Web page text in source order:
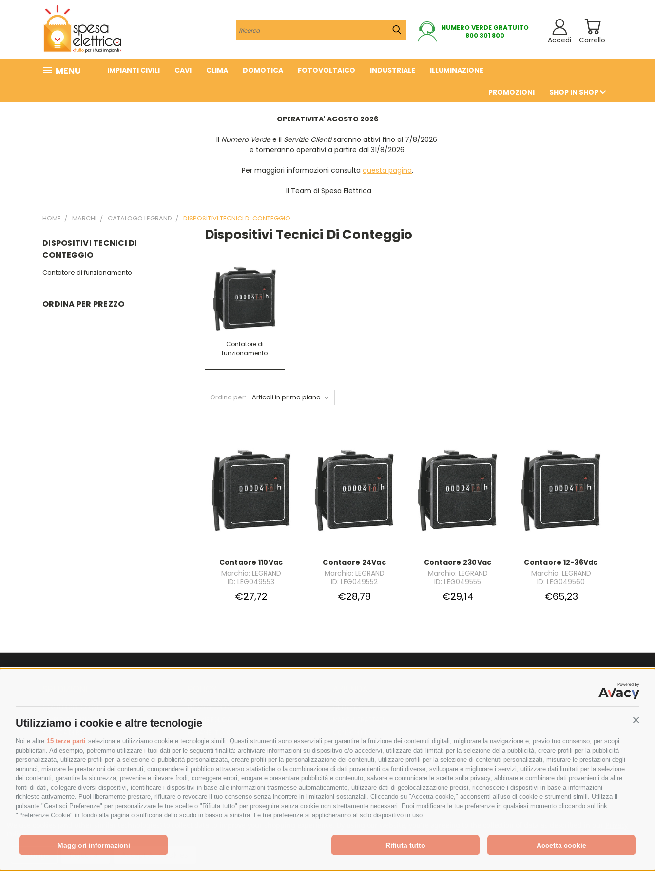
Utilizziamo i cookie e altre tecnologie
Noi e altre 15 terze parti selezionate utilizziamo cookie e tecnologie simili. Questi strumenti sono essenziali per garantire la fruizione dei contenuti digitali, migliorare la navigazione e, previo tuo consenso, per scopi
pubblicitari. Ad esempio, potremmo utilizzare i tuoi dati per le seguenti finalità: archiviare informazioni su dispositivo e/o accedervi, utilizzare dati limitati per la selezione della pubblicità, creare profili per la pubblicità
personalizzata, utilizzare profili per la selezione di pubblicità personalizzata, creare profili per la personalizzazione dei contenuti, utilizzare profili per la selezione di contenuti personalizzati, misurare le prestazioni degli
annunci, misurare le prestazioni dei contenuti, comprendere il pubblico attraverso statistiche o la combinazione di dati provenienti da fonti diverse, sviluppare e migliorare i servizi, utilizzare dati limitati per la selezione
dei contenuti, garantire la sicurezza, prevenire e rilevare frodi, correggere errori, erogare e presentare pubblicità e contenuto, salvare e comunicare le scelte sulla privacy, abbinare e combinare dati provenienti da altre
fonti di dati, collegare diversi dispositivi, identificare i dispositivi in base alle informazioni trasmesse automaticamente, utilizzare dati di geolocalizzazione precisi, riconoscere i dispositivi in base a informazioni
richieste attivamente. Puoi liberamente prestare, rifiutare o revocare il tuo consenso senza incorrere in limitazioni sostanziali. Cliccando su "Accetta cookie," acconsenti all'uso di cookie e strumenti simili. Utilizza il
pulsante "Gestisci Preferenze" per personalizzare le tue scelte o "Rifiuta tutto" per proseguire senza cookie non strettamente necessari. Puoi modificare le tue preferenze in qualsiasi momento cliccando sul link
"Preferenze Cookie" in fondo alla pagina o sull'icona dello scudo in basso a sinistra. Le tue preferenze si applicheranno al solo dispositivo in uso.
Accetta cookie
Rifiuta tutto
Maggiori informazioni
Cerca
NUMERO VERDE GRATUITO
800 301 800
Carrello
Accedi
MENU IMPIANTI CIVILI CAVI CLIMA DOMOTICA FOTOVOLTAICO INDUSTRIALE ILLUMINAZIONE
PROMOZIONI SHOP IN SHOP
OPERATIVITA' AGOSTO 2026
Il Numero Verdee il Servizio Clientisaranno attivi fino al 7/8/2026
e torneranno operativi a partire dal 31/8/2026.
Per maggiori informazioni consulta questa pagina.
Il Team di Spesa Elettrica
HOME MARCHI CATALOGO LEGRAND DISPOSITIVI TECNICI DI CONTEGGIO
DISPOSITIVI TECNICI DI
CONTEGGIO
Contatore di funzionamento
ORDINA PER PREZZO
Dispositivi Tecnici Di Conteggio
Contatore di
funzionamento
Ordina per:
Contaore 110Vac
Marchio: LEGRAND
ID: LEG049553
€27,72
Contaore 24Vac
Marchio: LEGRAND
ID: LEG049552
€28,78
Contaore 230Vac
Marchio: LEGRAND
ID: LEG049555
€29,14
Contaore 12-36Vdc
Marchio: LEGRAND
ID: LEG049560
€65,23
COSTI DI SPEDIZIONE
TEMPI DI SPEDIZIONE
PRIVACY POLICY
COOKIE POLICY
CHI SIAMO
Bonifico
Bancario
Policy.
Settings Reject all Accept All Cookies